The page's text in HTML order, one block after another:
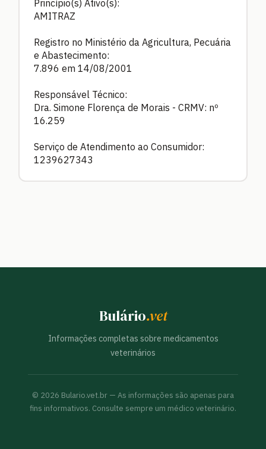
Princípio(s) Ativo(s):
AMITRAZ
Registro no Ministério da Agricultura, Pecuária
e Abastecimento:
7.896 em 14/08/2001
Responsável Técnico:
Dra. Simone Florença de Morais - CRMV: nº
16.259
Serviço de Atendimento ao Consumidor:
1239627343
Bulário.vet
Informações completas sobre medicamentos
veterinários
© 2026 Bulario.vet.br — As informações são apenas para
fins informativos. Consulte sempre um médico veterinário.